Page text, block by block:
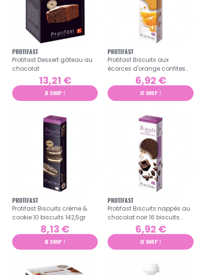
PROTIFAST
Protifast Dessert gâteau au
chocolat
13,21 €
JE SHOP !
PROTIFAST
Protifast Biscuits aux
écorces d'orange confites
20 biscuits 150gr
6,92 €
JE SHOP !
PROTIFAST
Protifast Biscuits crème &
cookie 10 biscuits 142,5gr
8,13 €
JE SHOP !
PROTIFAST
Protifast Biscuits nappés au
chocolat noir 16 biscuits
6,92 €
JE SHOP !